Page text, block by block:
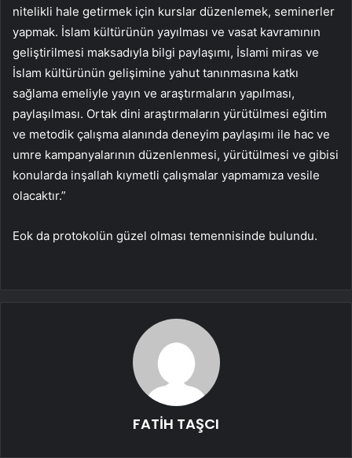
nitelikli hale getirmek için kurslar düzenlemek, seminerler
yapmak. İslam kültürünün yayılması ve vasat kavramının
geliştirilmesi maksadıyla bilgi paylaşımı, İslami miras ve
İslam kültürünün gelişimine yahut tanınmasına katkı
sağlama emeliyle yayın ve araştırmaların yapılması,
paylaşılması. Ortak dini araştırmaların yürütülmesi eğitim
ve metodik çalışma alanında deneyim paylaşımı ile hac ve
umre kampanyalarının düzenlenmesi, yürütülmesi ve gibisi
konularda inşallah kıymetli çalışmalar yapmamıza vesile
olacaktır.”
Eok da protokolün güzel olması temennisinde bulundu.
FATİH TAŞCI